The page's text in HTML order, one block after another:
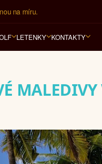
na luxusní dovolenou od 100.000
LETENKY KONTAKTY
MALEDIVY